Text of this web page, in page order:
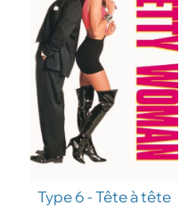
Type 6 - Tête à tête